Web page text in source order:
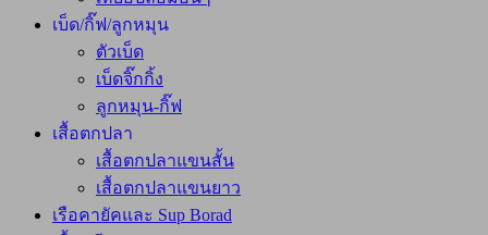
เบ็ด/กิ๊ฟ/ลูกหมุน
ตัวเบ็ด
เบ็ดจิ๊กกิ้ง
ลูกหมุน-กิ๊ฟ
เสื้อตกปลา
เสื้อตกปลาแขนสั้น
เสื้อตกปลาแขนยาว
เรือคายัคและ Sup Borad